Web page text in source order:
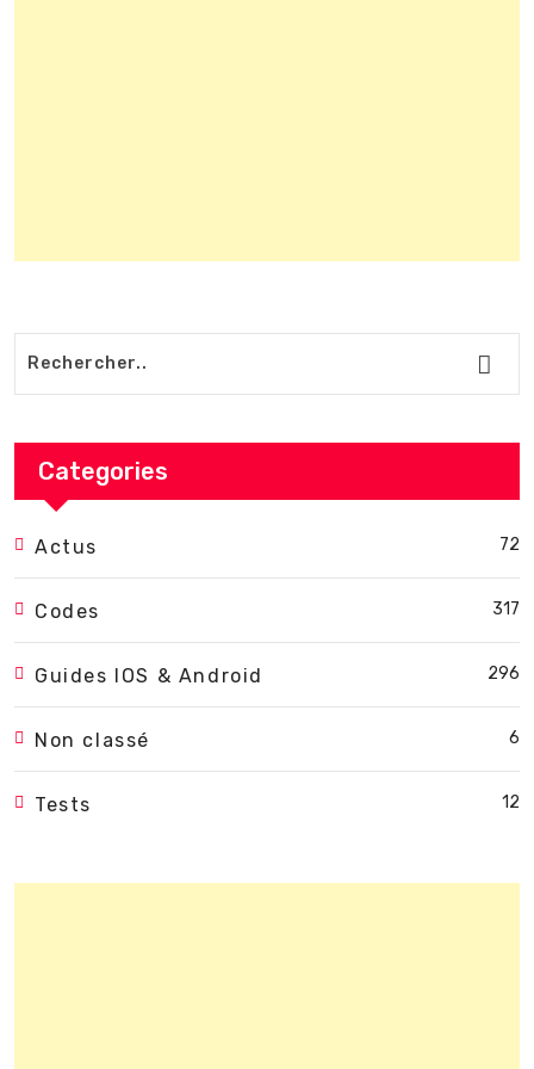
Categories
Actus 72
Codes 317
Guides IOS & Android 296
Non classé 6
Tests 12